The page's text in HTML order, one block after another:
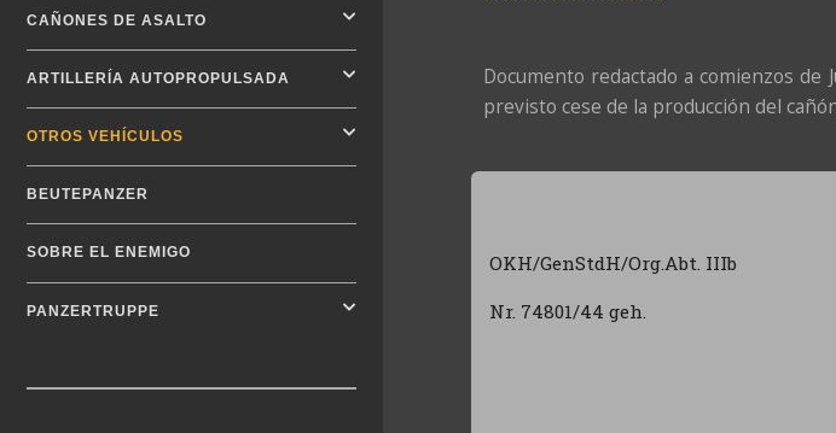
Documento redactado a comienzos
previsto cese de la producción del
OKH/GenStdH/Org.Abt. IIIb
Nr. 74801/44 geh.
CAÑONES DE ASALTO
ARTILLERÍA AUTOPROPULSADA
OTROS VEHÍCULOS
BEUTEPANZER
SOBRE EL ENEMIGO
PANZERTRUPPE